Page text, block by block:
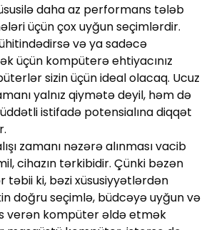
daha az performans tələb
üçün çox uyğun seçimlərdir.
və ya sadəcə
üçün kompüterə ehtiyacınız
sizin üçün ideal olacaq. Ucuz
yalnız qiymətə deyil, həm də
istifadə potensialına diqqət
zamanı nəzərə alınması vacib
cihazın tərkibidir. Çünki bəzən
təbii ki, bəzi xüsusiyyətlərdən
doğru seçimlə, büdcəyə uyğun və
verən kompüter əldə etmək